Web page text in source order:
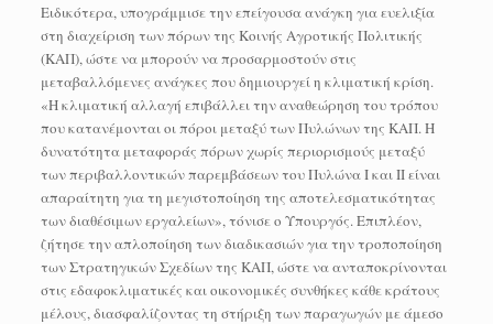
Ειδικότερα, υπογράμμισε την επείγουσα ανάγκη για ευελιξία
στη διαχείριση των πόρων της Κοινής Αγροτικής Πολιτικής
(ΚΑΠ), ώστε να μπορούν να προσαρμοστούν στις
μεταβαλλόμενες ανάγκες που δημιουργεί η κλιματική κρίση.
«Η κλιματική αλλαγή επιβάλλει την αναθεώρηση του τρόπου
που κατανέμονται οι πόροι μεταξύ των Πυλώνων της ΚΑΠ. Η
δυνατότητα μεταφοράς πόρων χωρίς περιορισμούς μεταξύ
των περιβαλλοντικών παρεμβάσεων του Πυλώνα Ι και ΙΙ είναι
απαραίτητη για τη μεγιστοποίηση της αποτελεσματικότητας
των διαθέσιμων εργαλείων», τόνισε ο Υπουργός. Επιπλέον,
ζήτησε την απλοποίηση των διαδικασιών για την τροποποίηση
των Στρατηγικών Σχεδίων της ΚΑΠ, ώστε να ανταποκρίνονται
στις εδαφοκλιματικές και οικονομικές συνθήκες κάθε κράτους
μέλους, διασφαλίζοντας τη στήριξη των παραγωγών με άμεσο